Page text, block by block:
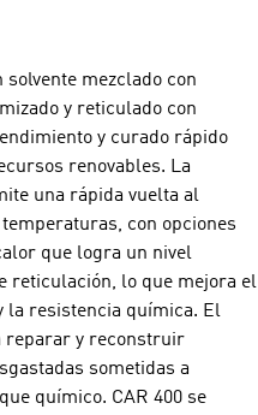
solvente mezclado con
y reticulado con
y curado rápido
renovables. La
una rápida vuelta al
con opciones
que logra un nivel
reticulación, lo que mejora el
la resistencia química. El
reparar y reconstruir
sometidas a
químico. CAR 400 se